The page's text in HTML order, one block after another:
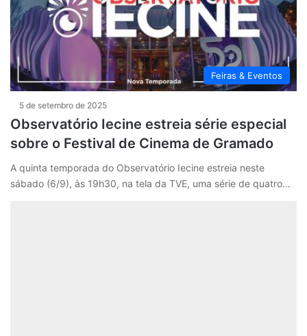
Feiras & Eventos
5 de setembro de 2025
Observatório Iecine estreia série especial
sobre o Festival de Cinema de Gramado
A quinta temporada do Observatório Iecine estreia neste
sábado (6/9), às 19h30, na tela da TVE, uma série de quatro…